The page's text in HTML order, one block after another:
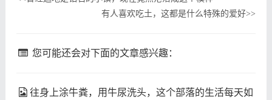
有人喜欢吃土，这都是什么特殊的爱好>>
您可能还会对下面的文章感兴趣：
往身上涂牛粪，用牛尿洗头，这个部落的生活每天如